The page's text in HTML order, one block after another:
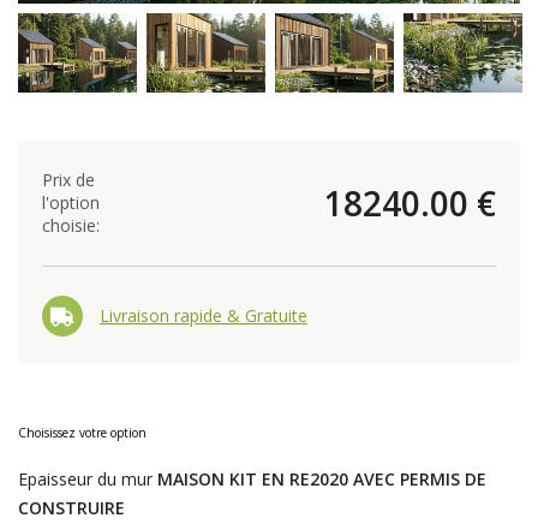
Prix de
l'option
choisie:
18240.00 €
Livraison rapide & Gratuite
Choisissez votre option
Epaisseur du mur MAISON KIT EN RE2020 AVEC PERMIS DE
CONSTRUIRE